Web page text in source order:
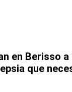
en Berisso a
que